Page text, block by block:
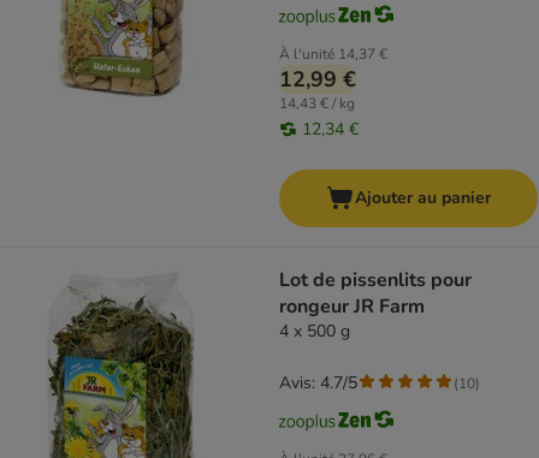
À l'unité 14,37 €
12,99 €
14,43 € / kg
12,34 €
Ajouter au panier
Lot de pissenlits pour
rongeur JR Farm
4 x 500 g
Avis: 4.7/5 (10)